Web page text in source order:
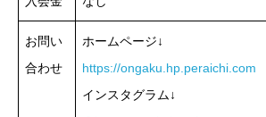
お問い
合わせ
ホームページ↓
https://ongaku.hp.peraichi.com
インスタグラム↓